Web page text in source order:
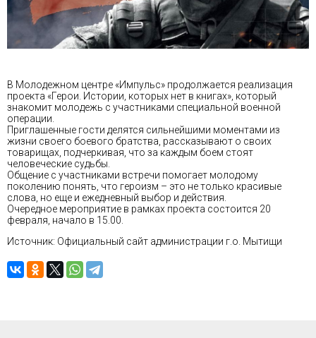
В Молодежном центре «Импульс» продолжается реализация
проекта «Герои. Истории, которых нет в книгах», который
знакомит молодежь с участниками специальной военной
операции.
Приглашенные гости делятся сильнейшими моментами из
жизни своего боевого братства, рассказывают о своих
товарищах, подчеркивая, что за каждым боем стоят
человеческие судьбы.
Общение с участниками встречи помогает молодому
поколению понять, что героизм – это не только красивые
слова, но еще и ежедневный выбор и действия.
Очередное мероприятие в рамках проекта состоится 20
февраля, начало в 15.00.
Источник: Официальный сайт администрации г.о. Мытищи